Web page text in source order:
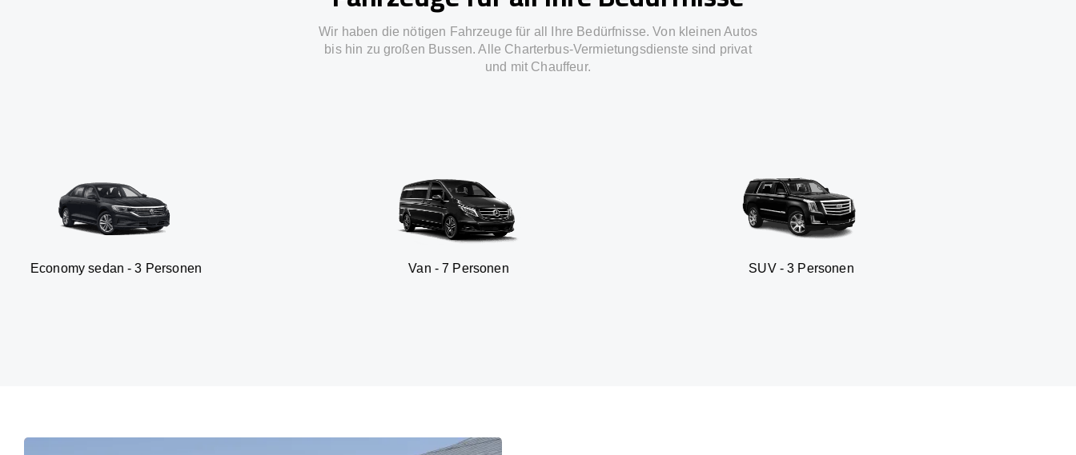
Wir haben die nötigen Fahrzeuge für all Ihre Bedürfnisse. Von kleinen Autos
bis hin zu großen Bussen. Alle Charterbus-Vermietungsdienste sind privat
und mit Chauffeur.
sedan - 3 Personen Van - 7 Personen SUV - 3 Personen